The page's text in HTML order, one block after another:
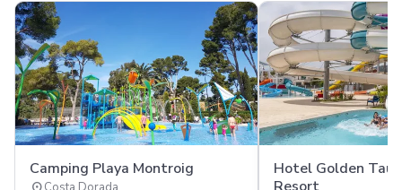
Camping Playa Montroig
Hotel Golden